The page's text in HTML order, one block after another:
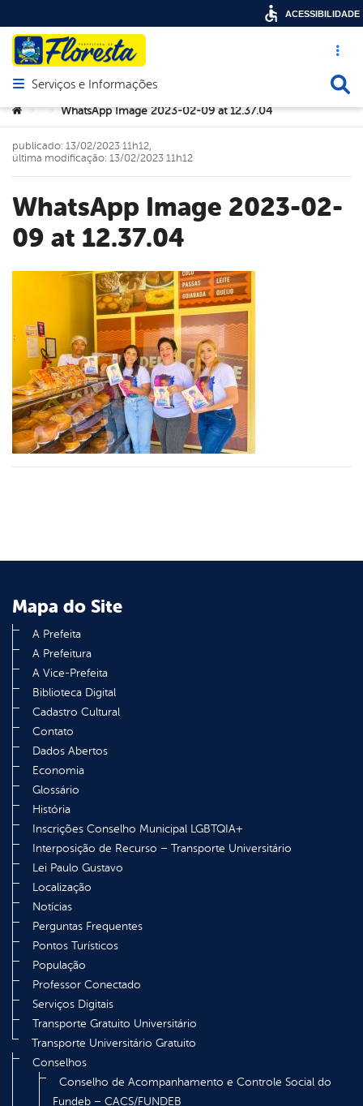
Acesso
Abrir menu principal de navegação
Serviços e Informações
Você está aqui:
> > WhatsApp Image 2023-02-09 at 12.37.04
WhatsApp Image 2023-02-
09 at 12.37.04
publicado: 13/02/2023 11h12,
última modificação: 13/02/2023 11h12
Mapa do Site
A Prefeita
A Prefeitura
A Vice-Prefeita
Biblioteca Digital
Cadastro Cultural
Contato
Dados Abertos
Economia
Glossário
História
Inscrições Conselho Municipal LGBTQIA+
Interposição de Recurso – Transporte Universitário
Lei Paulo Gustavo
Localização
Notícias
Perguntas Frequentes
Pontos Turísticos
População
Professor Conectado
Serviços Digitais
Transporte Gratuito Universitário
Transporte Universitário Gratuito
Conselhos
Conselho de Acompanhamento e Controle Social do
Fundeb – CACS/FUNDEB
ACESSIBILIDADE